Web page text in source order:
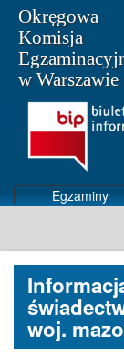
Okręgowa
Komisja
w Warszawie
Egzaminy
woj.